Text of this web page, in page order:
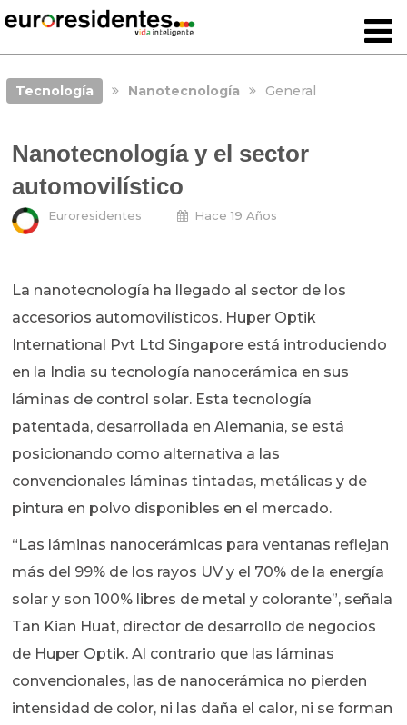
Tecnología Nanotecnología General
Nanotecnología y el sector
automovilístico
Euroresidentes Hace 19 Años
La nanotecnología ha llegado al sector de los
accesorios automovilísticos. Huper Optik
International Pvt Ltd Singapore está introduciendo
en la India su tecnología nanocerámica en sus
láminas de control solar. Esta tecnología
patentada, desarrollada en Alemania, se está
posicionando como alternativa a las
convencionales láminas tintadas, metálicas y de
pintura en polvo disponibles en el mercado.
“Las láminas nanocerámicas para ventanas reflejan
más del 99% de los rayos UV y el 70% de la energía
solar y son 100% libres de metal y colorante”, señala
Tan Kian Huat, director de desarrollo de negocios
de Huper Optik. Al contrario que las láminas
convencionales, las de nanocerámica no pierden
intensidad de color, ni las daña el calor, ni se forman